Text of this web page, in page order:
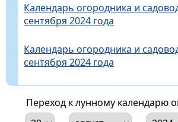
Календарь огородника и
сентября 2024 года
Календарь огородника и
сентября 2024 года
Переход к лунному календарю